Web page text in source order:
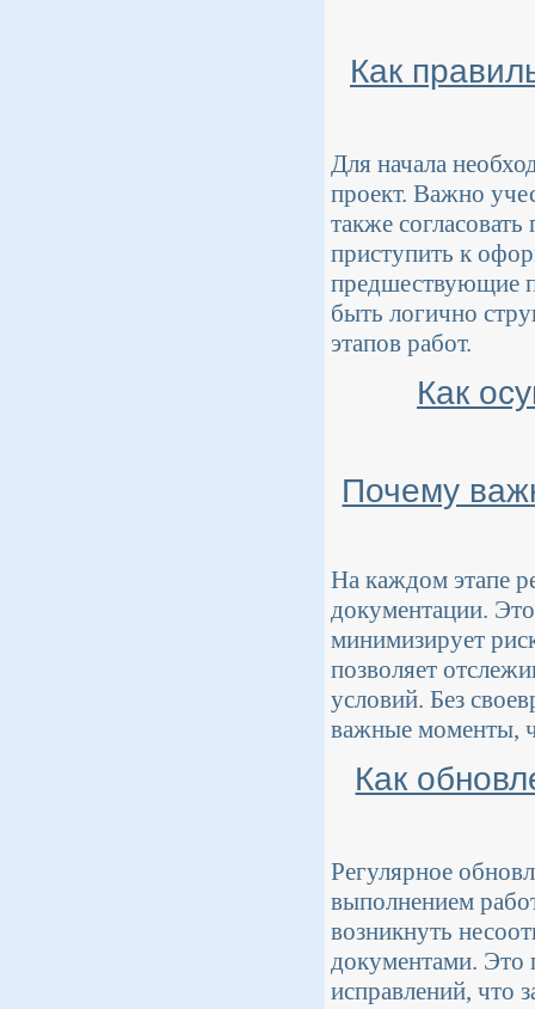
Как
Для начала
проект. Важно
также
приступить к
предшествующие
быть логично
этапов работ.
Как
Почему
На каждом этапе
документации.
минимизирует
позволяет
условий. Без
важные моменты,
Как
Регулярное
выполнением
возникнуть
документами. Это
исправлений, что